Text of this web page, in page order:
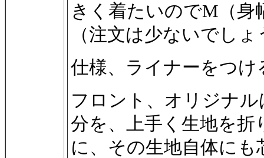
きく着たいのでM（身
（注文は少ないでし
仕様、ライナーをつ
フロント、オリジナ
分を、上手く生地を
に、その生地自体に